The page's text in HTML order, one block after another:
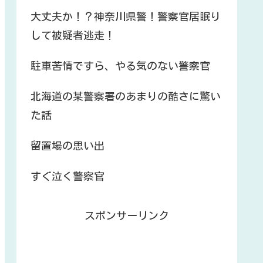
大丈夫か！？神奈川県警！警察官居眠り
して被疑者逃走！
駐車苦情ですら、やる気のない警察官
北海道の某警察署のあまりの酷さに驚い
た話
留置場の思い出
すぐ泣く警察官
スポンサーリンク